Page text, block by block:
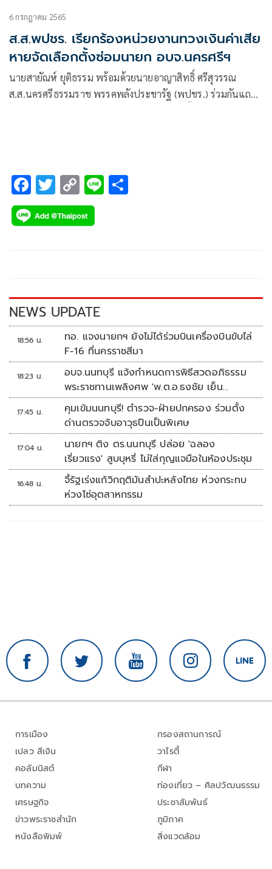
6 กรกฎาคม 2565
ส.ส.พปชร. เรียกร้องหน่วยงานทวงเงินค่าเสีย
หายจัดเลือกตั้งซ่อมนายก อบจ.นครศรีฯ
นายสายัณห์ ยุติธรรม พร้อมด้วยนายอาญาสิทธิ์ ศรีสุวรรณ
ส.ส.นครศรีธรรมราช พรรคพลังประชารัฐ (พปชร.) ร่วมกันแถลง
F
ac
e
k
T
wi
tt
C
o
p
k
Li
NEWS UPDATE
18:56 น.
ทอ. แจงนายกฯ ยังไม่ได้ร่วมบินเครื่องบินขับไล่
F-16 ที่นครราชสีมา
18:23 น.
อบจ.นนทบุรี แจ้งกำหนดการพิธีสวดอภิธรรม
พระราชทานเพลิงศพ 'พ.ต.อ.ธงชัย เย็น
ประเสริฐ'
17:45 น.
คุมเข้มนนทบุรี! ตำรวจ-ฝ่ายปกครอง ร่วมตั้ง
ด่านตรวจจับอาวุธปืนเป็นพิเศษ
17:04 น.
นายกฯ ติง ตร.นนทบุรี ปล่อย 'ฉลอง
เรี่ยวแรง' สูบบุหรี่ ไม่ใส่กุญแจมือในห้องประชุม
16:48 น.
จี้รัฐเร่งแก้วิกฤติมันสำปะหลังไทย ห่วงกระทบ
ห่วงโซ่อุตสาหกรรม
การเมือง
เปลว สีเงิน
คอลัมนิสต์
บทความ
เศรษฐกิจ
ข่าวพระราชสำนัก
หนังสือพิมพ์
กรองสถานการณ์
วาไรตี้
กีฬา
ท่องเที่ยว – ศิลปวัฒนธรรม
ประชาสัมพันธ์
ภูมิภาค
สิ่งแวดล้อม